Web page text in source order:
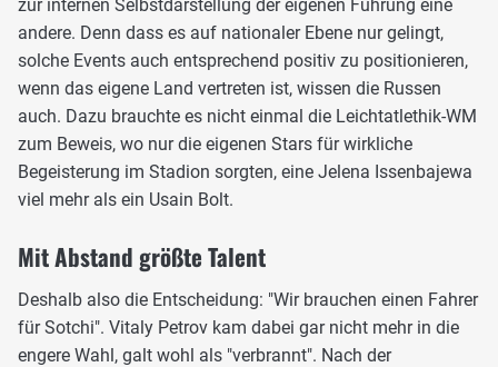
zur internen Selbstdarstellung der eigenen Führung eine
andere. Denn dass es auf nationaler Ebene nur gelingt,
solche Events auch entsprechend positiv zu positionieren,
wenn das eigene Land vertreten ist, wissen die Russen
auch. Dazu brauchte es nicht einmal die Leichtatlethik-WM
zum Beweis, wo nur die eigenen Stars für wirkliche
Begeisterung im Stadion sorgten, eine Jelena Issenbajewa
viel mehr als ein Usain Bolt.
Mit Abstand größte Talent
Deshalb also die Entscheidung: "Wir brauchen einen Fahrer
für Sotchi". Vitaly Petrov kam dabei gar nicht mehr in die
engere Wahl, galt wohl als "verbrannt". Nach der